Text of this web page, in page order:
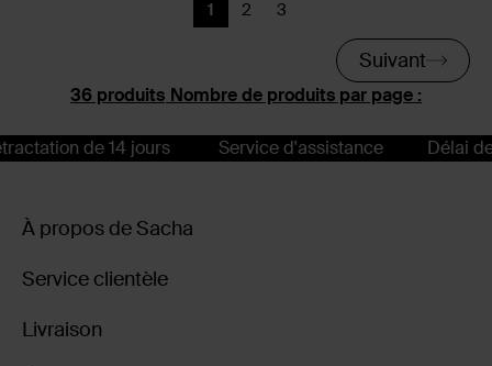
Nombre de produits par page :
Page actuelle
1
Précédent
2
Précédent
3
Suivant
14 jours Service d'assistance Délai de
À propos de Sacha
Service clientèle
Livraison